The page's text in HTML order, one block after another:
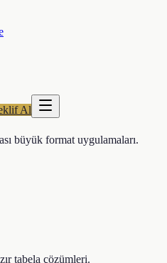
Al
büyük format uygulamaları.
tabela çözümleri.